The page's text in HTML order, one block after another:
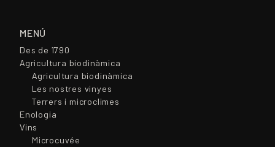
MENÚ
Des de 1790
Agricultura biodinàmica
Agricultura biodinàmica
Les nostres vinyes
Terrers i microclimes
Enologia
Vins
Microcuvée